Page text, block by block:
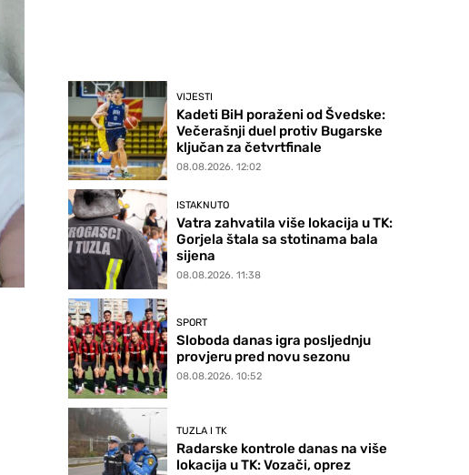
VIJESTI
Kadeti BiH poraženi od Švedske:
Večerašnji duel protiv Bugarske
ključan za četvrtfinale
08.08.2026. 12:02
ISTAKNUTO
Vatra zahvatila više lokacija u TK:
Gorjela štala sa stotinama bala
sijena
08.08.2026. 11:38
SPORT
Sloboda danas igra posljednju
provjeru pred novu sezonu
08.08.2026. 10:52
TUZLA I TK
Radarske kontrole danas na više
lokacija u TK: Vozači, oprez